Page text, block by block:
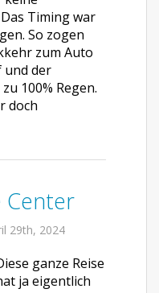
Timing war
So zogen
zum Auto
und der
100% Regen.
doch
Center
29th, 2024
ganze Reise
ja eigentlich